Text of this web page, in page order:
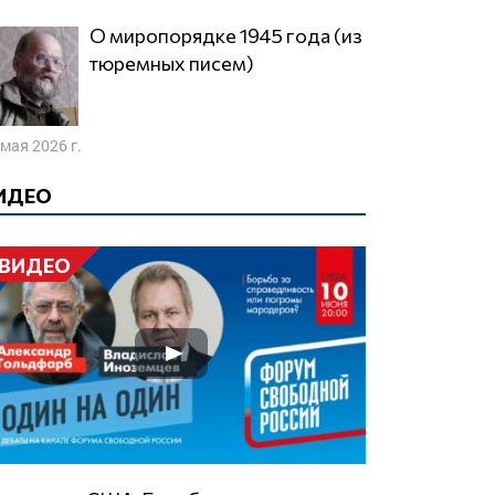
О миропорядке 1945 года (из
тюремных писем)
2026 г.